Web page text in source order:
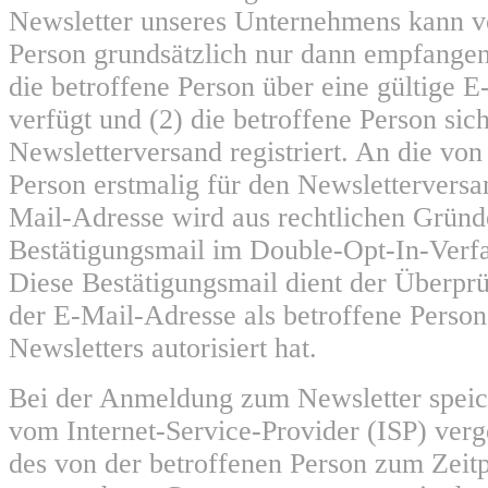
Newsletter unseres Unternehmens kann
Person grundsätzlich nur dann
die betroffene Person über eine gültige
verfügt und (2) die betroffene Person
Newsletterversand registriert. An die
Person erstmalig für den
Mail-Adresse wird aus rechtlichen
Bestätigungsmail im Double-Opt-In-
Diese Bestätigungsmail dient der
der E-Mail-Adresse als betroffene
Newsletters autorisiert hat.
Bei der Anmeldung zum Newsletter
vom Internet-Service-Provider (ISP)
des von der betroffenen Person zum